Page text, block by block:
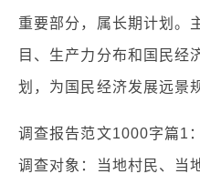
重要部分，属长期计划。
目、生产力分布和国民经
划，为国民经济发展远景
调查报告范文1000字篇1
调查对象：当地村民、当